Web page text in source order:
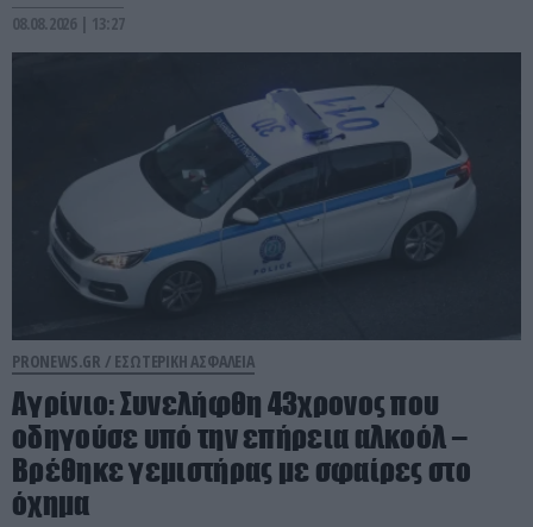
08.08.2026 | 13:27
PRONEWS.GR / ΕΣΩΤΕΡΙΚΗ ΑΣΦΑΛΕΙΑ
Αγρίνιο: Συνελήφθη 43χρονος που
οδηγούσε υπό την επήρεια αλκοόλ –
Βρέθηκε γεμιστήρας με σφαίρες στο
όχημα